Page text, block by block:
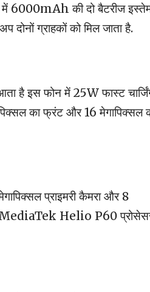
में 6000mAh की दो बैटरीज
ग्राहकों को मिल जाता है.
है इस फोन में 25W फास्ट
का फ्रंट और 16 मेगापिक्सल
प्राइमरी कैमरा और 8
है MediaTek Helio P60